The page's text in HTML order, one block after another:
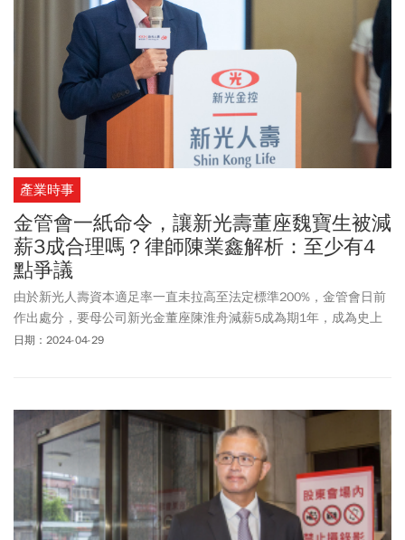
產業時事
金管會一紙命令，讓新光壽董座魏寶生被減
薪3成合理嗎？律師陳業鑫解析：至少有4
點爭議
由於新光人壽資本適足率一直未拉高至法定標準200%，金管會日前
作出處分，要母公司新光金董座陳淮舟減薪5成為期1年，成為史上
首位因子公司增資不力遭裁罰的金控董座，新光人壽董座魏寶生也
日期：2024-04-29